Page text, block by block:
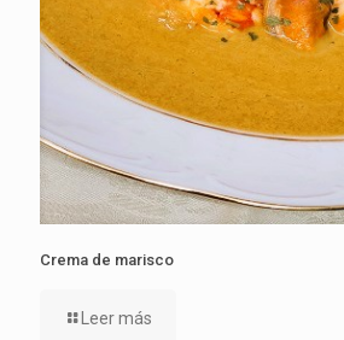
Crema de marisco
Leer más